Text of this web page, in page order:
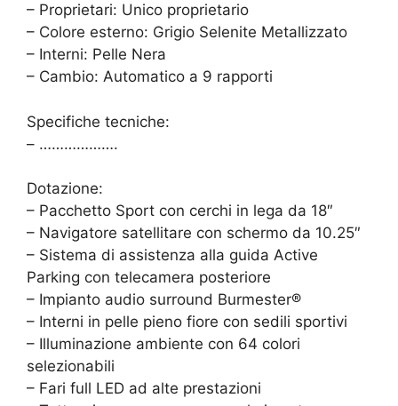
– Proprietari: Unico proprietario
– Colore esterno: Grigio Selenite Metallizzato
– Interni: Pelle Nera
– Cambio: Automatico a 9 rapporti
Specifiche tecniche:
– ……………….
Dotazione:
– Pacchetto Sport con cerchi in lega da 18″
– Navigatore satellitare con schermo da 10.25″
– Sistema di assistenza alla guida Active
Parking con telecamera posteriore
– Impianto audio surround Burmester®
– Interni in pelle pieno fiore con sedili sportivi
– Illuminazione ambiente con 64 colori
selezionabili
– Fari full LED ad alte prestazioni